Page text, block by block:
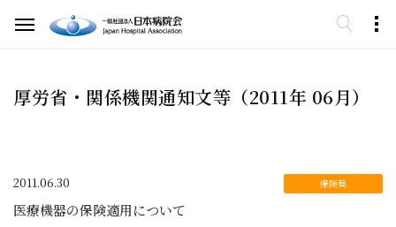
厚労省・関係機関通知文等（2011年 06月）
2011.06.30
医療機器の保険適用について